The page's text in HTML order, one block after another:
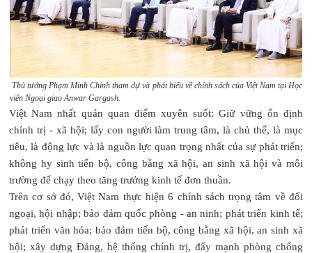
Thủ tướng Phạm Minh Chính tham dự và phát biểu về chính sách của Việt Nam tại Học
viện Ngoại giao Anwar Gargash.
Việt Nam nhất quán quan điểm xuyên suốt: Giữ vững ổn định
chính trị - xã hội; lấy con người làm trung tâm, là chủ thể, là mục
tiêu, là động lực và là nguồn lực quan trọng nhất của sự phát triển;
không hy sinh tiến bộ, công bằng xã hội, an sinh xã hội và môi
trường để chạy theo tăng trưởng kinh tế đơn thuần.
Trên cơ sở đó, Việt Nam thực hiện 6 chính sách trọng tâm về đối
ngoại, hội nhập; bảo đảm quốc phòng - an ninh; phát triển kinh tế;
phát triển văn hóa; bảo đảm tiến bộ, công bằng xã hội, an sinh xã
hội; xây dựng Đảng, hệ thống chính trị, đẩy mạnh phòng chống